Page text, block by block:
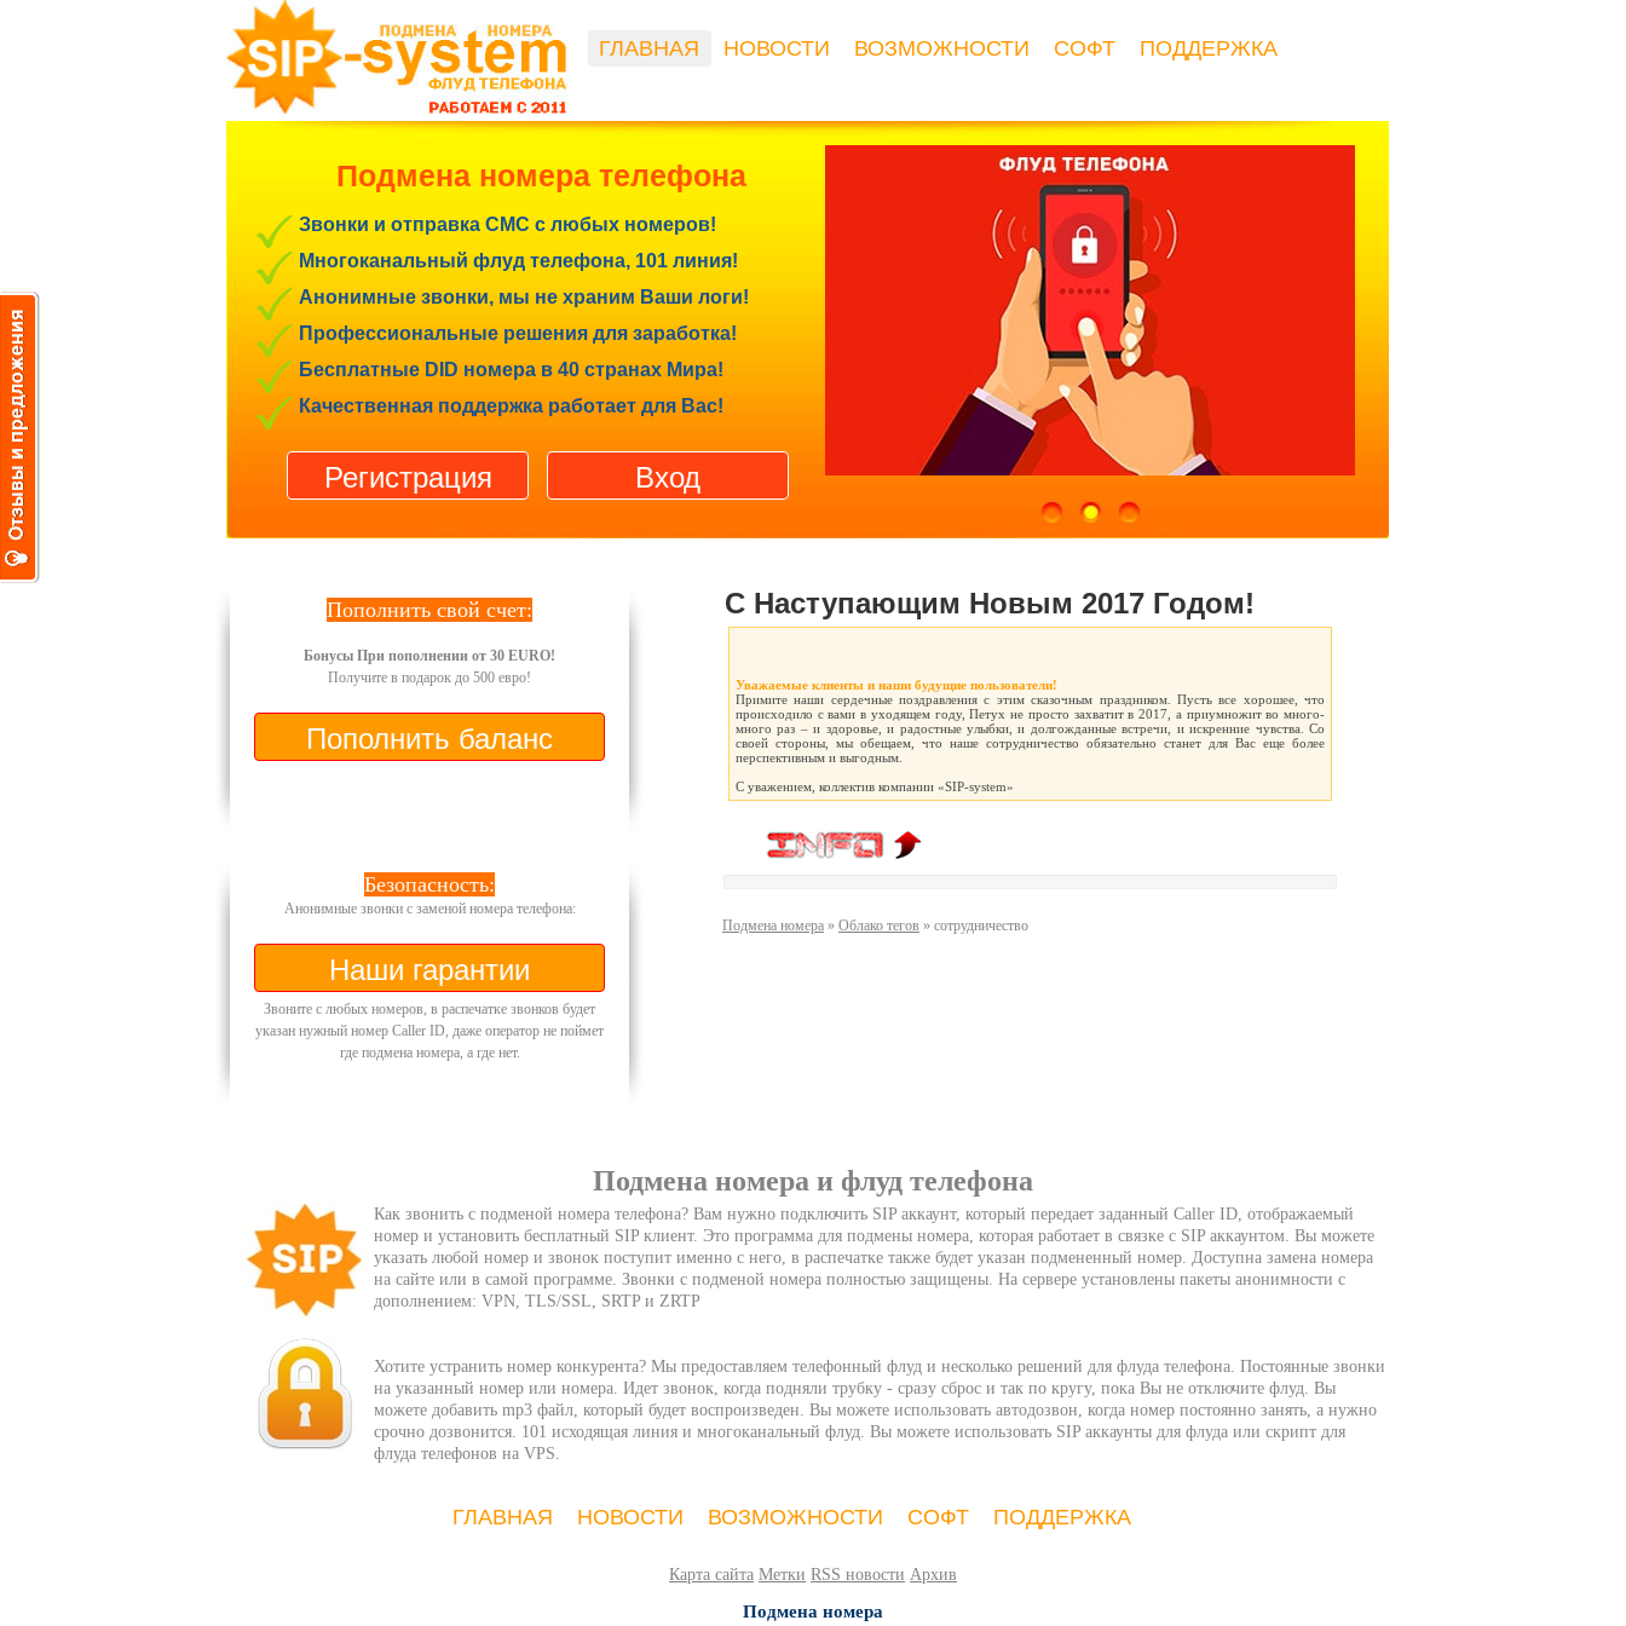
ГЛАВНАЯ НОВОСТИ ВОЗМОЖНОСТИ СОФТ ПОДДЕРЖКА
Подмена номера телефона
Звонки и отправка СМС с любых номеров!
Многоканальный флуд телефона, 101 линия!
Анонимные звонки, мы не храним Ваши логи!
Профессиональные решения для заработка!
Бесплатные DID номера в 40 странах Мира!
Качественная поддержка работает для Вас!
Пополнить свой счет:
Бонусы При пополнении от 30 EURO!
Получите в подарок до 500 евро!
Безопасность:
Анонимные звонки с заменой номера телефона:
Звоните с любых номеров, в распечатке звонков будет
указан нужный номер Caller ID, даже оператор не поймет
где подмена номера, а где нет.
C Наступающим Новым 2017 Годом!
Уважаемые клиенты и наши будущие пользователи!
Примите наши сердечные поздравления с этим сказочным праздником. Пусть все хорошее, что
происходило с вами в уходящем году, Петух не просто захватит в 2017, а приумножит во много-
много раз – и здоровье, и радостные улыбки, и долгожданные встречи, и искренние чувства. Со
своей стороны, мы обещаем, что наше сотрудничество обязательно станет для Вас еще более
перспективным и выгодным.
С уважением, коллектив компании «SIP-system»
Подмена номера » Облако тегов » сотрудничество
Подмена номера и флуд телефона
Как звонить с подменой номера телефона? Вам нужно подключить SIP аккаунт, который передает заданный Caller ID, отображаемый
номер и установить бесплатный SIP клиент. Это программа для подмены номера, которая работает в связке с SIP аккаунтом. Вы можете
указать любой номер и звонок поступит именно с него, в распечатке также будет указан подмененный номер. Доступна замена номера
на сайте или в самой программе. Звонки с подменой номера полностью защищены. На сервере установлены пакеты анонимности с
дополнением: VPN, TLS/SSL, SRTP и ZRTP
Хотите устранить номер конкурента? Мы предоставляем телефонный флуд и несколько решений для флуда телефона. Постоянные звонки
на указанный номер или номера. Идет звонок, когда подняли трубку - сразу сброс и так по кругу, пока Вы не отключите флуд. Вы
можете добавить mp3 файл, который будет воспроизведен. Вы можете использовать автодозвон, когда номер постоянно занять, а нужно
срочно дозвонится. 101 исходящая линия и многоканальный флуд. Вы можете использовать SIP аккаунты для флуда или скрипт для
флуда телефонов на VPS.
ГЛАВНАЯ НОВОСТИ ВОЗМОЖНОСТИ СОФТ ПОДДЕРЖКА
Карта сайта Метки RSS новости Архив
Подмена номера